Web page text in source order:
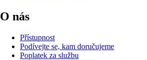
O nás
Přístupnost
Podívejte se, kam doručujeme
Poplatek za službu